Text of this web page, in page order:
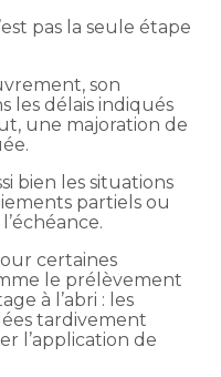
pas la seule étape
son
les délais indiqués
une majoration de
bien les situations
partiels ou
certaines
le prélèvement
à l’abri : les
tardivement
l’application de